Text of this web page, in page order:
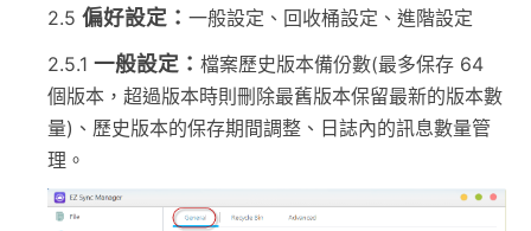
2.5 偏好設定： 一般設定、回收桶設定、進階設定
2.5.1 一般設定： 檔案歷史版本備份數(最多保存 64
個版本，超過版本時則刪除最舊版本保留最新的版本數
量)、歷史版本的保存期間調整、日誌內的訊息數量管
理。